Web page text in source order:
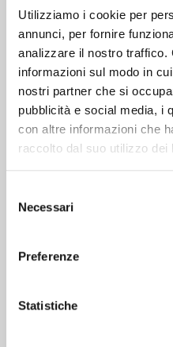
Utilizziamo i cookie per
annunci, per fornire
analizzare il nostro traffico.
informazioni sul modo in
nostri partner che si
pubblicità e social media, i
con altre informazioni che
raccolto dal suo utilizzo dei
delNecessari
Preferenze
Statistiche